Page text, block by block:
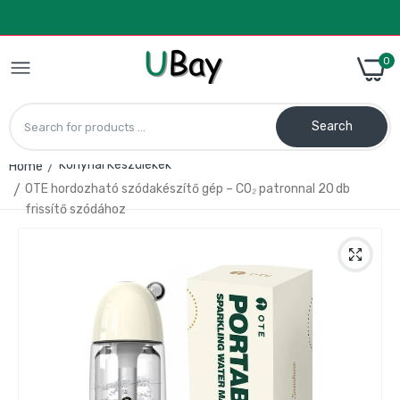
0
Search
CalmDo V77 Vákuumzáró Gép – Friss
Kézi tejhabosító – elemes, rozsdamentes
acél habverő fejjel
1.490 Ft 1.990 Ft
Home
Konyhai Készülékek
OTE hordozható szódakészítő gép – CO₂ patronnal 20 db
frissítő szódához